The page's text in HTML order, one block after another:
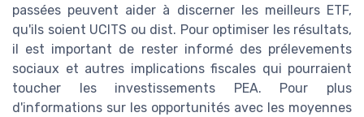
passées peuvent aider à discerner les meilleurs ETF,
qu'ils soient UCITS ou dist. Pour optimiser les résultats,
il est important de rester informé des prélevements
sociaux et autres implications fiscales qui pourraient
toucher les investissements PEA. Pour plus
d'informations sur les opportunités avec les moyennes